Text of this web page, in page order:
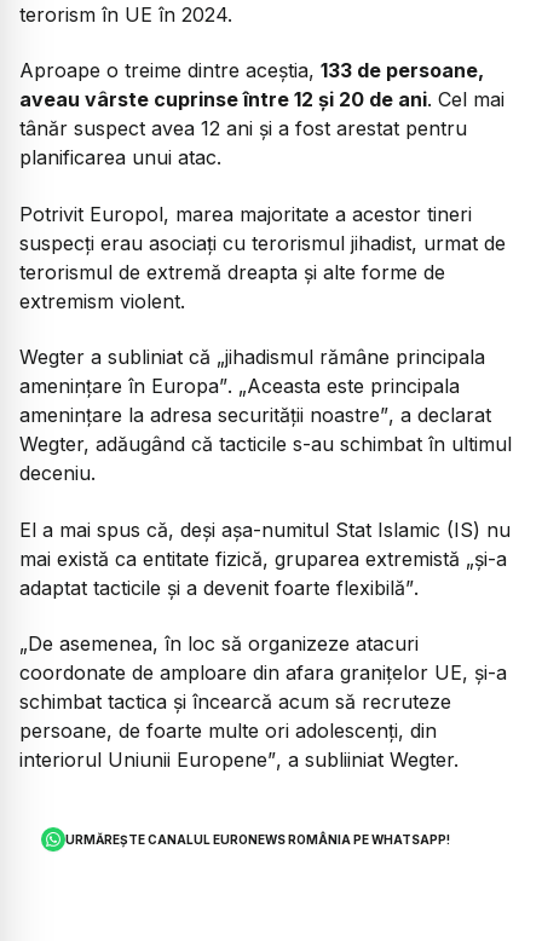
terorism în UE în 2024.
Aproape o treime dintre aceștia, 133 de persoane,
aveau vârste cuprinse între 12 și 20 de ani. Cel mai
tânăr suspect avea 12 ani și a fost arestat pentru
planificarea unui atac.
Potrivit Europol, marea majoritate a acestor tineri
suspecți erau asociați cu terorismul jihadist, urmat de
terorismul de extremă dreapta și alte forme de
extremism violent.
Wegter a subliniat că „jihadismul rămâne principala
amenințare în Europa”. „Aceasta este principala
amenințare la adresa securității noastre”, a declarat
Wegter, adăugând că tacticile s-au schimbat în ultimul
deceniu.
El a mai spus că, deși așa-numitul Stat Islamic (IS) nu
mai există ca entitate fizică, gruparea extremistă „și-a
adaptat tacticile și a devenit foarte flexibilă”.
„De asemenea, în loc să organizeze atacuri
coordonate de amploare din afara granițelor UE, și-a
schimbat tactica și încearcă acum să recruteze
persoane, de foarte multe ori adolescenți, din
interiorul Uniunii Europene”, a subliiniat Wegter.
URMĂREȘTE CANALUL EURONEWS ROMÂNIA PE WHATSAPP!